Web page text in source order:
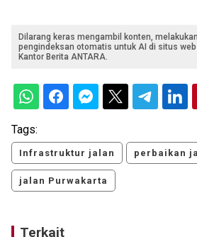
Dilarang keras mengambil konten,
pengindeksan otomatis untuk AI di situs
Kantor Berita ANTARA.
Tags:
Infrastruktur jalan perbaikan
jalan Purwakarta
Terkait